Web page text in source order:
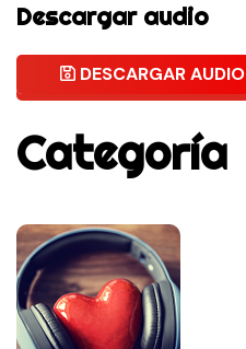
Descargar audio
DESCARGAR AUDIO
Categoría